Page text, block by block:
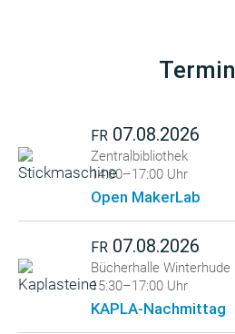
FR 07.08.2026
Zentralbibliothek
14:00–17:00 Uhr
Open MakerLab
FR 07.08.2026
Bücherhalle Winterhude
15:30–17:00 Uhr
KAPLA-Nachmittag